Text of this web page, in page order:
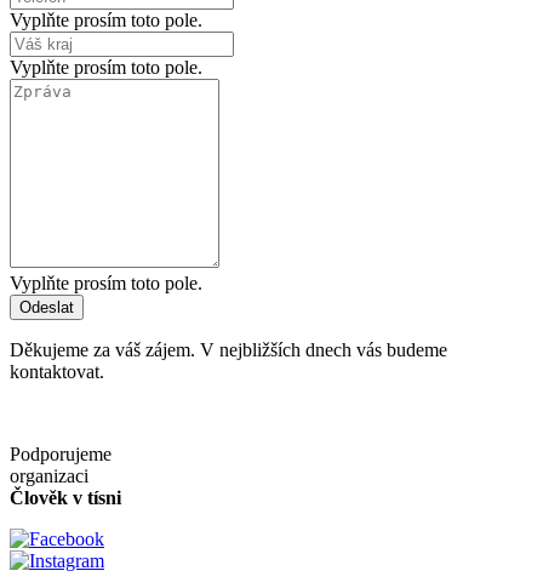
Vyplňte prosím toto pole.
Vyplňte prosím toto pole.
Vyplňte prosím toto pole.
Odeslat
Děkujeme za váš zájem. V nejbližších dnech vás budeme
kontaktovat.
Podporujeme
organizaci
Člověk v tísni